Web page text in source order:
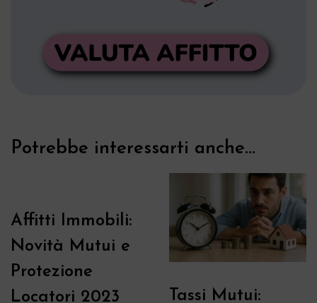
Potrebbe interessarti anche...
Affitti Immobili:
Novità Mutui e
Protezione
Locatori 2023
Tassi Mutui: